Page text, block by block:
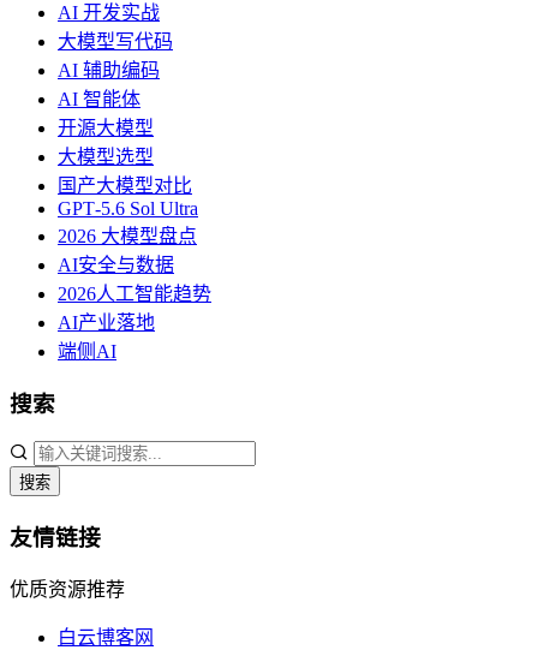
AI 开发实战
大模型写代码
AI 辅助编码
AI 智能体
开源大模型
大模型选型
国产大模型对比
GPT‑5.6 Sol Ultra
2026 大模型盘点
AI安全与数据
2026人工智能趋势
AI产业落地
端侧AI
搜索
搜索
友情链接
优质资源推荐
白云博客网